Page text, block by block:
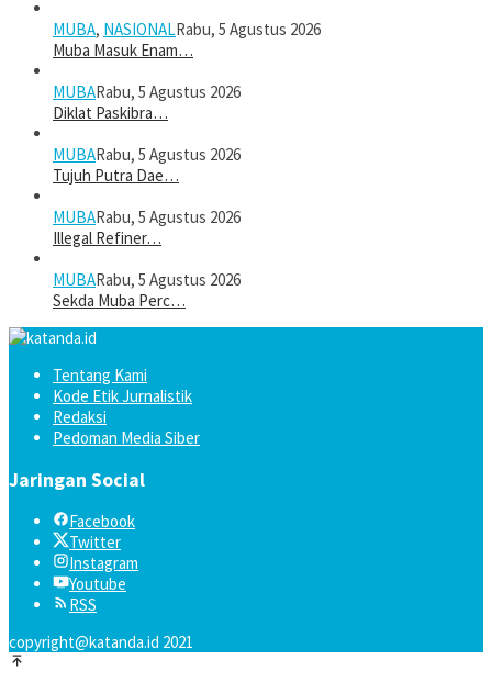
MUBA, NASIONALRabu, 5 Agustus 2026
Muba Masuk Enam…
MUBARabu, 5 Agustus 2026
Diklat Paskibra…
MUBARabu, 5 Agustus 2026
Tujuh Putra Dae…
MUBARabu, 5 Agustus 2026
Illegal Refiner…
MUBARabu, 5 Agustus 2026
Sekda Muba Perc…
Tentang Kami
Kode Etik Jurnalistik
Redaksi
Pedoman Media Siber
Jaringan Social
Facebook
Twitter
Instagram
Youtube
RSS
copyright@katanda.id 2021